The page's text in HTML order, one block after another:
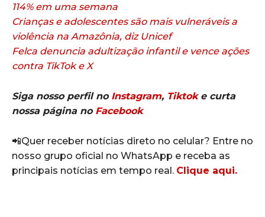
114% em uma semana
Crianças e adolescentes são mais vulneráveis a
violência na Amazônia, diz Unicef
Felca denuncia adultização infantil e vence ações
contra TikTok e X
Siga nosso perfil no Instagram, Tiktoke curta
nossa página no Facebook
📲Quer receber notícias direto no celular? Entre no
nosso grupo oficial no WhatsApp e receba as
principais notícias em tempo real. Clique aqui.